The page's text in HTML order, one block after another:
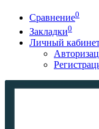
Сравнение0
Закладки0
Личный